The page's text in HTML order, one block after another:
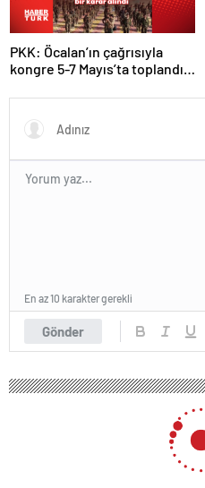
PKK: Öcalan’ın çağrısıyla
kongre 5-7 Mayıs’ta toplandı!
Gönder
En az 10 karakter gerekli